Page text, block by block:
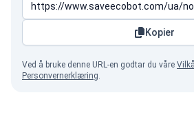
Kopier
Ved å bruke denne URL-en godtar du våre
Personvernerklæring.